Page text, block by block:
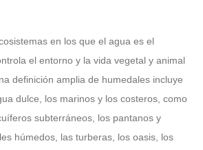
en los que el agua es el
el entorno y la vida vegetal y animal
definición amplia de humedales incluye
dulce, los marinos y los costeros, como
subterráneos, los pantanos y
húmedos, las turberas, los oasis, los